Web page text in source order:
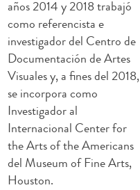
años 2014 y 2018 trabajó
como referencista e
investigador del Centro de
Documentación de Artes
Visuales y, a fines del 2018,
se incorpora como
Investigador al
Internacional Center for
the Arts of the Americans
del Museum of Fine Arts,
Houston.